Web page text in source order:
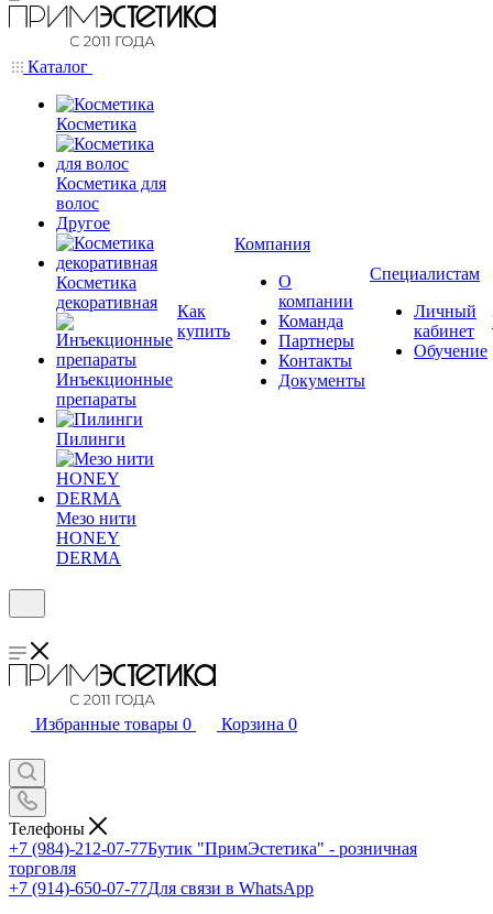
Каталог
Косметика
Косметика для
волос
Другое
Косметика
декоративная
Инъекционные
препараты
Пилинги
Мезо нити
HONEY
DERMA
Как
купить
Компания
О
компании
Команда
Партнеры
Контакты
Документы
Специалистам
Личный
кабинет
Обучение
Избранные товары 0 Корзина 0
Телефоны
+7 (984)-212-07-77Бутик "ПримЭстетика" - розничная
торговля
+7 (914)-650-07-77Для связи в WhatsApp